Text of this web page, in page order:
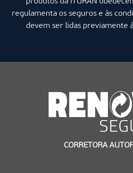
produtos da ITURAN
regulamenta os seguros e às
devem ser lidas previamente
CORRETORA